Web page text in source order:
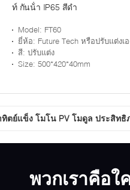
ท์ กันน้ํา IP65 สีดํา
Model: FT60
ยี่ห้อ: Future Tech หรือปรับแต่งเ
สี: ปรับแต่ง
Size: 500*420*40mm
ตย์แข็ง โมโน PV โมดูล ประสิทธิ
พวกเราคือใ